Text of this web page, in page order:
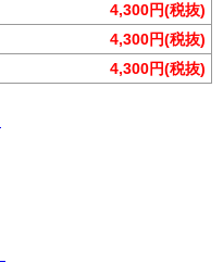
4,300円(税抜)
4,300円(税抜)
4,300円(税抜)